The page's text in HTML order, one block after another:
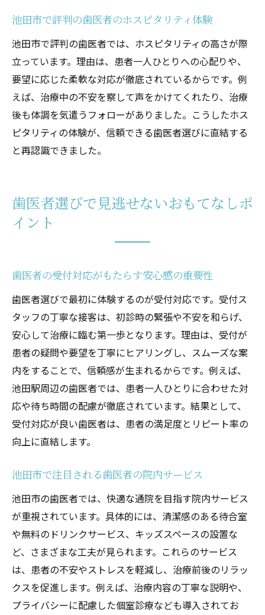
池田市で評判の歯医者のホスピタリティ体験
池田市で評判の歯医者では、ホスピタリティの高さが際
立っています。理由は、患者一人ひとりへの心配りや、
要望に応じた柔軟な対応が徹底されているからです。例
えば、治療中の不安を察して声をかけてくれたり、治療
後も体調を気遣うフォローがありました。こうしたホス
ピタリティの体験が、信頼できる歯医者選びに直結する
と再認識できました。
歯医者選びで見逃せないおもてなしポ
イント
歯医者の受付対応がもたらす安心感の重要性
歯医者選びで最初に体験するのが受付対応です。受付ス
タッフの丁寧な接客は、初診時の緊張や不安を和らげ、
安心して治療に臨む第一歩となります。理由は、受付が
患者の疑問や要望を丁寧にヒアリングし、スムーズな案
内をすることで、信頼感が生まれるからです。例えば、
池田駅周辺の歯医者では、患者一人ひとりに合わせた対
応や待ち時間の配慮が徹底されています。結果として、
受付対応が良い歯医者は、患者の満足度とリピート率の
向上に直結します。
池田市で注目される歯医者の院内サービス
池田市の歯医者では、快適な通院を目指す院内サービス
が重視されています。具体的には、清潔感のある待合室
や無料のドリンクサービス、キッズスペースの設置な
ど、さまざまな工夫が見られます。これらのサービス
は、患者の不安やストレスを軽減し、治療前後のリラッ
クスを促進します。例えば、治療内容の丁寧な説明や、
プライバシーに配慮した個室診療なども導入されてお